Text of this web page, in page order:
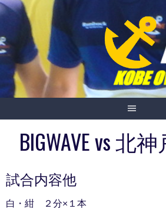
Skip
content
BIGWAVE vs 北
試合内容他
白・紺 ２分×１本